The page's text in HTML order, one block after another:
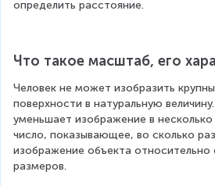
определить расстояние.
Что такое масштаб, его
Человек не может изобразить
поверхности в натуральную
уменьшает изображение в несколько
число, показывающее, во сколько
изображение объекта относительно
размеров.